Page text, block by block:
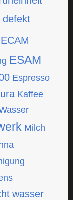
defekt
ECAM
ESAM
Espresso
Kaffee
Milch
wasser